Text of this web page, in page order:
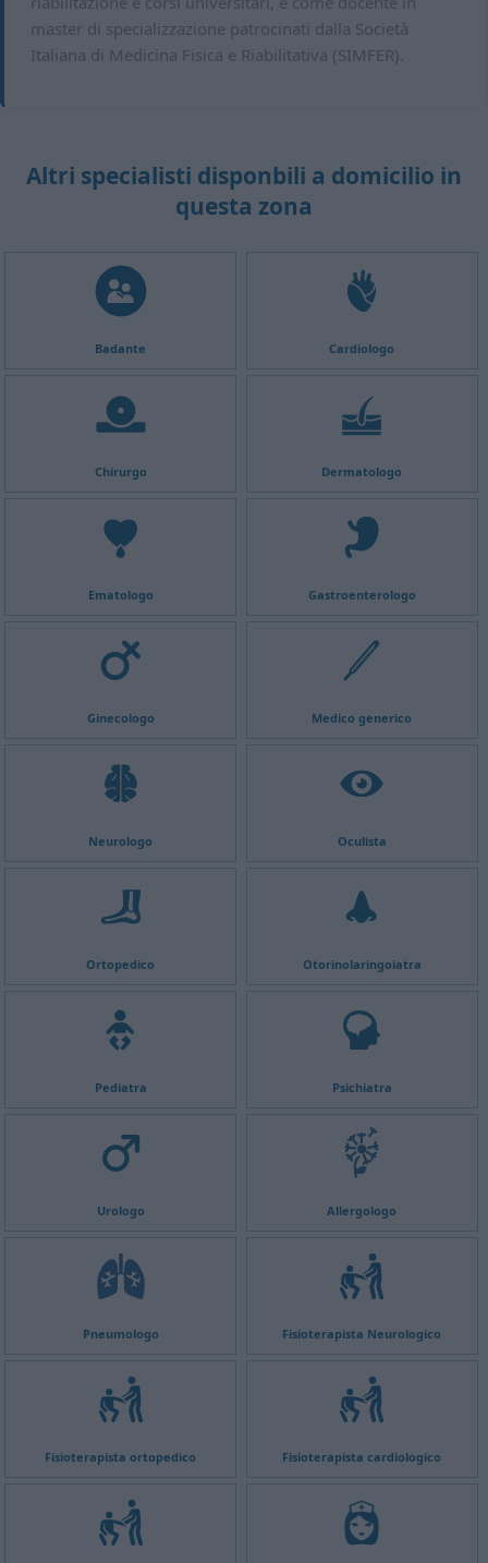
master di specializzazione patrocinati dalla Società
Italiana di Medicina Fisica e Riabilitativa (SIMFER).
Altri specialisti disponbili a domicilio in
questa zona
Badante Cardiologo
Chirurgo Dermatologo
Ematologo Gastroenterologo
Ginecologo Medico generico
Neurologo Oculista
Ortopedico Otorinolaringoiatra
Pediatra Psichiatra
Urologo Allergologo
Pneumologo Fisioterapista Neurologico
Fisioterapista ortopedico Fisioterapista cardiologico